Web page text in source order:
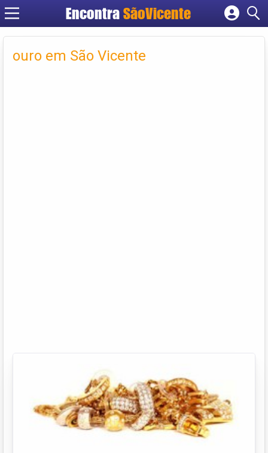
Encontra SãoVicente
Cadastrar empresa
Criar conta
ouro em São Vicente